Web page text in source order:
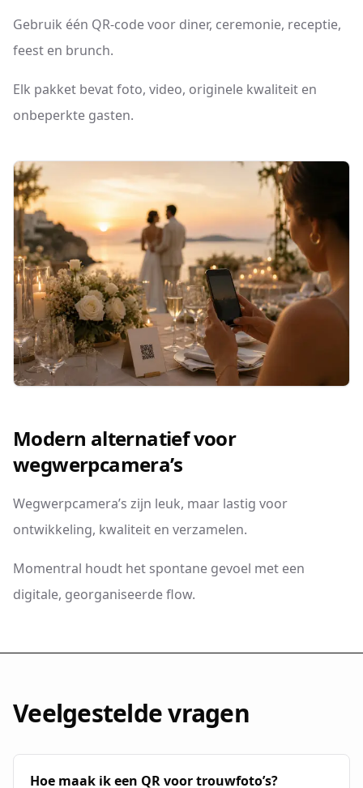
Gebruik één QR-code voor diner, ceremonie, receptie,
feest en brunch.
Elk pakket bevat foto, video, originele kwaliteit en
onbeperkte gasten.
Modern alternatief voor
wegwerpcamera’s
Wegwerpcamera’s zijn leuk, maar lastig voor
ontwikkeling, kwaliteit en verzamelen.
Momentral houdt het spontane gevoel met een
digitale, georganiseerde flow.
Veelgestelde vragen
Hoe maak ik een QR voor trouwfoto’s?